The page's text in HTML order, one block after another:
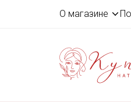
О магазине